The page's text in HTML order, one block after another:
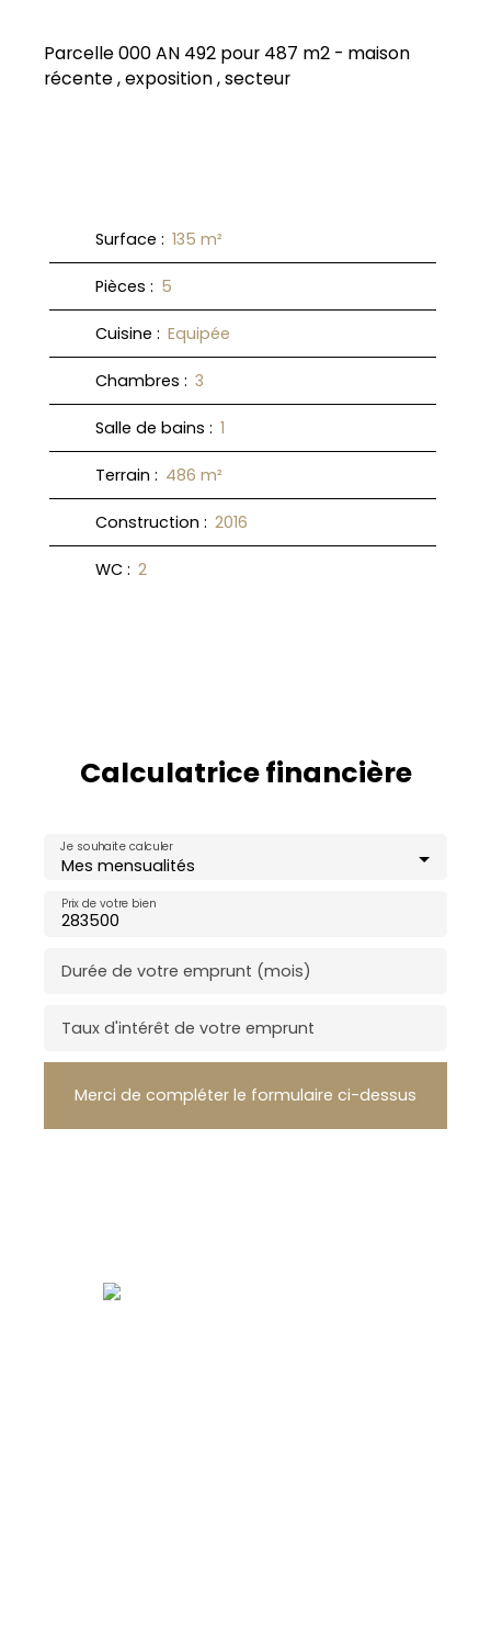
Parcelle 000 AN 492 pour 487 m2 - maison
récente , exposition , secteur
Surface : 135 m²
Pièces : 5
Cuisine : Equipée
Chambres : 3
Salle de bains : 1
Terrain : 486 m²
Construction : 2016
WC : 2
Calculatrice financière
Mes mensualités
Je souhaite calculer
Prix de votre bien
Durée de votre emprunt (mois)
Taux d'intérêt de votre emprunt
Merci de compléter le formulaire ci-dessus